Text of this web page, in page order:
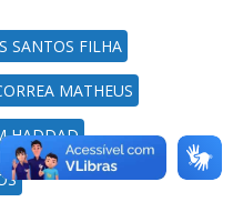
SANTOS FILHA
MATHEUS
HADDAD